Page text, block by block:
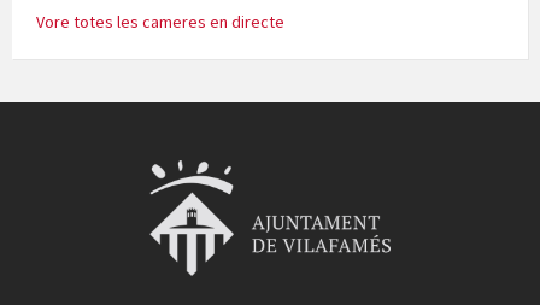
Vore totes les cameres en directe